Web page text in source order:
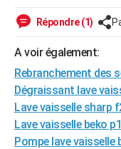
WEEK-END
Art de vivre
Bien-être
Loisirs
Mode
Modes de vie
SANTE
Alimentation
Guide de la santé
Maladies
Médicaments
Sommeil
VOYAGE
Destinations
City break
Voyage nature
Voyage de noces
Forum
Climat
PHOTO
Répondre (1)
A voir également:
Rebranchement des
Dégraissant lave
Lave vaisselle sharp
Lave vaisselle beko
Pompe lave vaisselle